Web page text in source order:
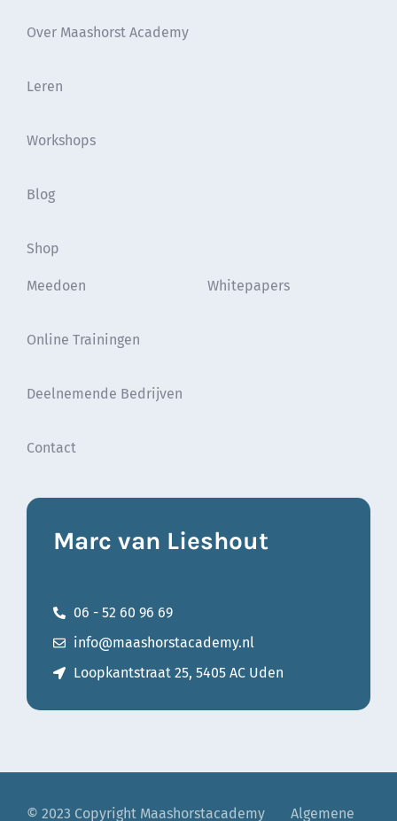
Over Maashorst Academy
Leren
Workshops
Blog
Shop
Meedoen Whitepapers
Online Trainingen
Deelnemende Bedrijven
Contact
Marc van Lieshout
06 - 52 60 96 69
info@maashorstacademy.nl
Loopkantstraat 25, 5405 AC Uden
© 2023 Copyright Maashorstacademy Algemene